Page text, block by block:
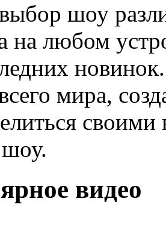
шоу
на любом
мира,
видео